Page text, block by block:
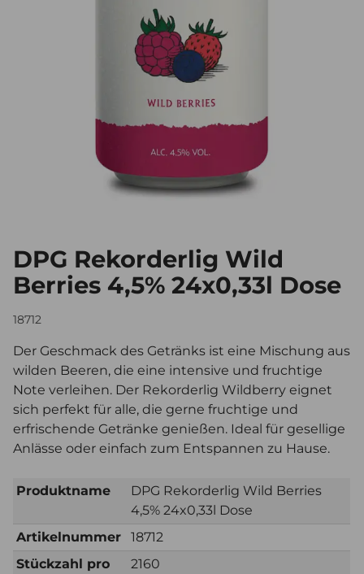
DPG Rekorderlig Wild
Berries 4,5% 24x0,33l Dose
18712
Der Geschmack des Getränks ist eine Mischung aus
wilden Beeren, die eine intensive und fruchtige
Note verleihen. Der Rekorderlig Wildberry eignet
sich perfekt für alle, die gerne fruchtige und
erfrischende Getränke genießen. Ideal für gesellige
Anlässe oder einfach zum Entspannen zu Hause.
Produktname
DPG Rekorderlig Wild Berries
4,5% 24x0,33l Dose
Artikelnummer
18712
Stückzahl pro
2160